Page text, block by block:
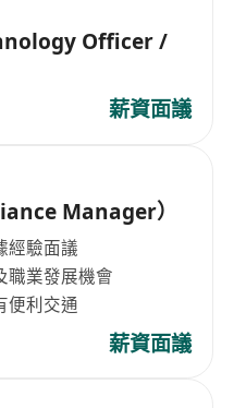
薪資面議
Manager）
經驗面議
職業發展機會
便利交通
薪資面議